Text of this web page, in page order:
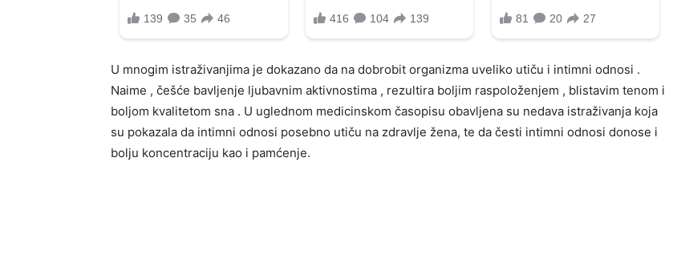
U mnogim istraživanjima je dokazano da na dobrobit organizma uveliko utiču i intimni odnosi .
Naime , češće bavljenje ljubavnim aktivnostima , rezultira boljim raspoloženjem , blistavim tenom i
boljom kvalitetom sna . U uglednom medicinskom časopisu obavljena su nedava istraživanja koja
su pokazala da intimni odnosi posebno utiču na zdravlje žena, te da česti intimni odnosi donose i
bolju koncentraciju kao i pamćenje.